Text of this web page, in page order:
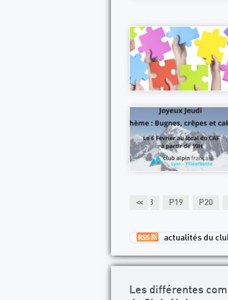
<<P18 P19 P20
actualités du
Les différentes